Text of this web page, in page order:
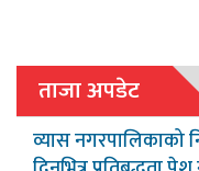
ताजा अपडेट
व्यास नगरपालिकाको